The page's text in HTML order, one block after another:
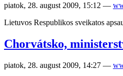
piatok, 28. august 2009, 15:12 —
Lietuvos Respublikos sveikatos
Chorvátsko,
piatok, 28. august 2009, 14:27 —